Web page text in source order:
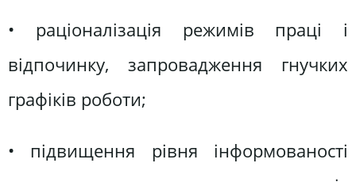
• раціоналізація режимів праці і
відпочинку, запровадження гнучких
графіків роботи;
• підвищення рівня інформованості